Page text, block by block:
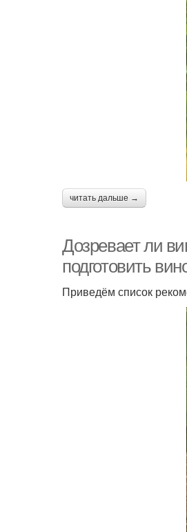
читать дальше →
Дозревает ли
подготовить
Приведём список